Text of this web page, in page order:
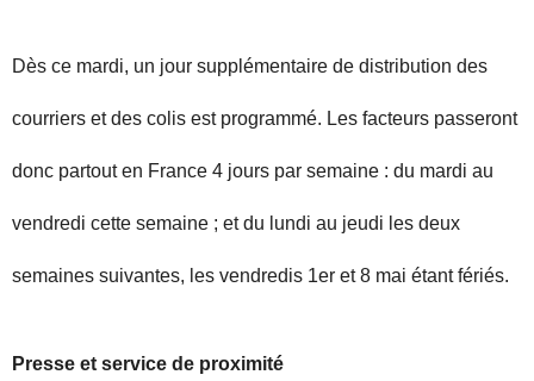
Dès ce mardi, un jour supplémentaire de distribution des
courriers et des colis est programmé. Les facteurs passeront
donc partout en France 4 jours par semaine : du mardi au
vendredi cette semaine ; et du lundi au jeudi les deux
semaines suivantes, les vendredis 1er et 8 mai étant fériés.
Presse et service de proximité